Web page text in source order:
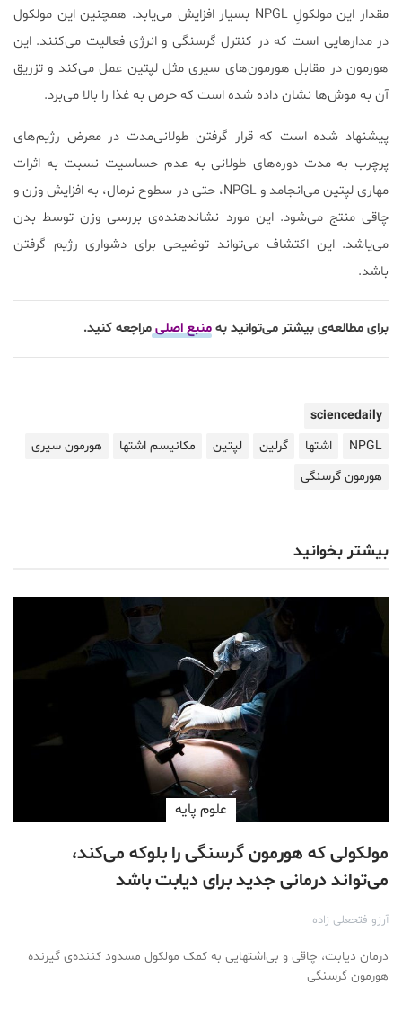
مقدار این مولکولِ NPGL بسیار افزایش می‌یابد. همچنین این مولکول
در مدارهایی است که در کنترل گرسنگی و انرژی فعالیت می‌کنند. این
هورمون در مقابل هورمون‌های سیری مثل لپتین عمل می‌کند و تزریق
آن به موش‌ها نشان داده شده است که حرص به غذا را بالا می‌برد.
پیشنهاد شده است که قرار گرفتن طولانی‌مدت در معرض رژیم‌های
پرچرب به مدت دوره‌های طولانی به عدم حساسیت نسبت به اثرات
مهاری لپتین می‌انجامد و NPGL، حتی در سطوح نرمال، به افزایش وزن و
چاقی منتج می‌شود. این مورد نشاندهنده‌ی بررسی وزن توسط بدن
می‌یاشد. این اکتشاف می‌تواند توضیحی برای دشواری رژیم گرفتن
باشد.
برای مطالعه‌ی بیشتر می‌توانید بهمنبع اصلیمراجعه کنید.
sciencedaily
NPGL
اشتها گرلین لپتین مکانیسم اشتها
هورمون سیری
هورمون گرسنگی
بیشتر بخوانید
علوم پايه
مولکولی که هورمون گرسنگی را بلوکه می‌کند،
می‌تواند درمانی جدید برای دیابت باشد
آرزو فتحعلی زاده
درمان دیابت، چاقی و بی‌اشتهایی به کمک مولکول مسدود کننده‌ی گیرنده
هورمون گرسنگی